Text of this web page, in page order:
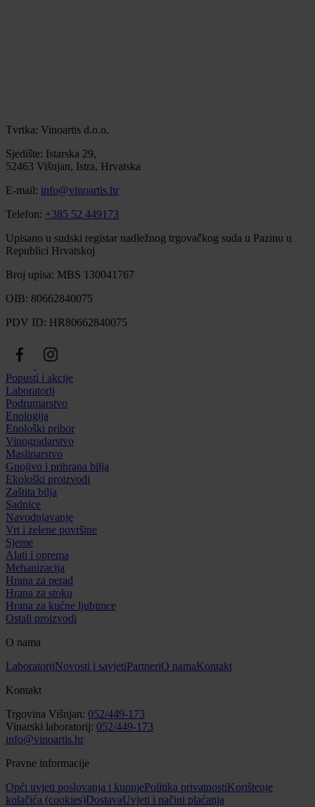
Tvrtka: Vinoartis d.o.o.
Sjedište: Istarska 29,
52463 Višnjan, Istra, Hrvatska
E-mail: info@vinoartis.hr
Telefon: +385 52 449173
Upisano u sudski registar nadležnog trgovačkog suda u Pazinu u
Republici Hrvatskoj
Broj upisa: MBS 130041767
OIB: 80662840075
PDV ID: HR80662840075
Popusti i akcije
Laboratorij
Podrumarstvo
Enologija
Enološki pribor
Vinogradarstvo
Maslinarstvo
Gnojivo i prihrana bilja
Ekološki proizvodi
Zaštita bilja
Sadnice
Navodnjavanje
Vrt i zelene površine
Sjeme
Alati i oprema
Mehanizacija
Hrana za perad
Hrana za stoku
Hrana za kućne ljubimce
Ostali proizvodi
O nama
LaboratorijNovosti i savjetiPartneriO namaKontakt
Kontakt
Trgovina Višnjan: 052/449-173
Vinarski laboratorij: 052/449-173
info@vinoartis.hr
Pravne informacije
Opći uvjeti poslovanja i kupnjePolitika privatnostiKorištenje
kolačića (cookies)DostavaUvjeti i načini plaćanja